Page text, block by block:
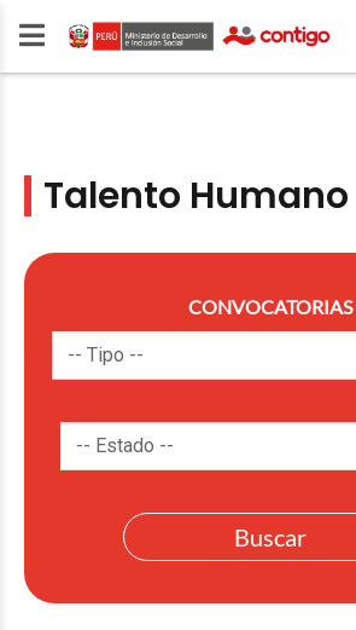
Talento Humano
CONVOCATORIAS